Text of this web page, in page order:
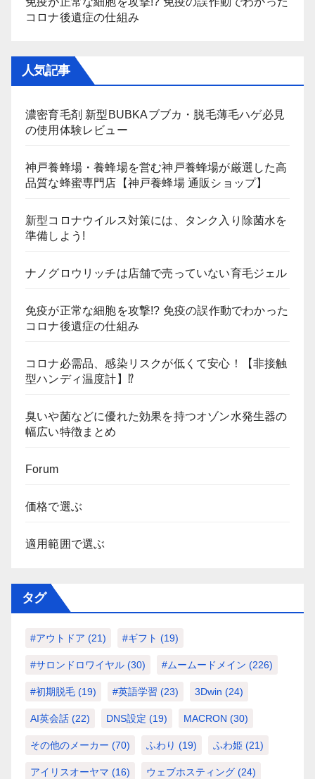
コロナ後遺症の仕組み
人気記事
濃密育毛剤 新型BUBKAブブカ・脱毛薄毛ハゲ必見
の使用体験レビュー
神戸養蜂場・養蜂場を営む神戸養蜂場が厳選した高
品質な蜂蜜専門店【神戸養蜂場 通販ショップ】
新型コロナウイルス対策には、タンク入り除菌水を
準備しよう!
ナノグロウリッチは店舗で売っていない育毛ジェル
免疫が正常な細胞を攻撃!? 免疫の誤作動でわかった
コロナ後遺症の仕組み
コロナ必需品、感染リスクが低くて安心！【非接触
型ハンディ温度計】⁉
臭いや菌などに優れた効果を持つオゾン水発生器の
幅広い特徴まとめ
Forum
価格で選ぶ
適用範囲で選ぶ
タグ
#アウトドア (21) #ギフト (19)
#サロンドロワイヤル (30) #ムームードメイン (226)
#初期脱毛 (19) #英語学習 (23) 3Dwin (24)
AI英会話 (22) DNS設定 (19) MACRON (30)
その他のメーカー (70) ふわり (19) ふわ姫 (21)
アイリスオーヤマ (16) ウェブホスティング (24)